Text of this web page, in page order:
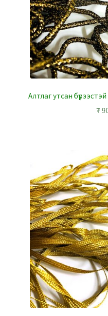
Алтлаг утсан
₮